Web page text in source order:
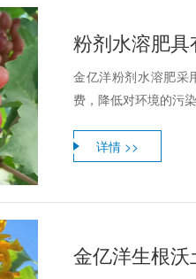
粉剂水溶肥具
金亿洋粉剂水溶肥采
费，降低对环境的污
详情 >>
金亿洋生根